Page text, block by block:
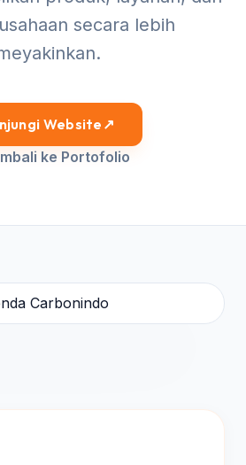
secara lebih
Website ↗
ke Portofolio